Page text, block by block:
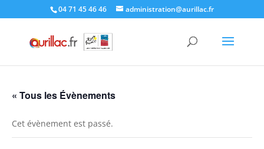
04 71 45 46 46 administration@aurillac.fr
« Tous les Évènements
Cet évènement est passé.